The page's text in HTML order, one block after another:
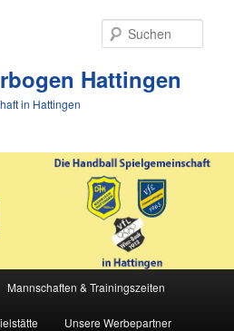
Hattingen
in Hattingen
Mannschaften & Trainingszeiten
Unsere Werbepartner